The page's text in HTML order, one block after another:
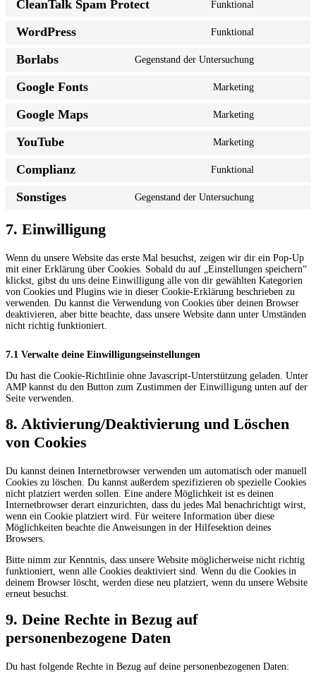
CleanTalk Spam Protect Funktional
WordPress Funktional
Borlabs Gegenstand der Untersuchung
Google Fonts Marketing
Google Maps Marketing
YouTube Marketing
Complianz Funktional
Sonstiges Gegenstand der Untersuchung
7. Einwilligung
Wenn du unsere Website das erste Mal besuchst, zeigen wir dir ein Pop-Up
mit einer Erklärung über Cookies. Sobald du auf „Einstellungen speichern“
klickst, gibst du uns deine Einwilligung alle von dir gewählten Kategorien
von Cookies und Plugins wie in dieser Cookie-Erklärung beschrieben zu
verwenden. Du kannst die Verwendung von Cookies über deinen Browser
deaktivieren, aber bitte beachte, dass unsere Website dann unter Umständen
nicht richtig funktioniert.
7.1 Verwalte deine Einwilligungseinstellungen
Du hast die Cookie-Richtlinie ohne Javascript-Unterstützung geladen. Unter
AMP kannst du den Button zum Zustimmen der Einwilligung unten auf der
Seite verwenden.
8. Aktivierung/Deaktivierung und Löschen
von Cookies
Du kannst deinen Internetbrowser verwenden um automatisch oder manuell
Cookies zu löschen. Du kannst außerdem spezifizieren ob spezielle Cookies
nicht platziert werden sollen. Eine andere Möglichkeit ist es deinen
Internetbrowser derart einzurichten, dass du jedes Mal benachrichtigt wirst,
wenn ein Cookie platziert wird. Für weitere Information über diese
Möglichkeiten beachte die Anweisungen in der Hilfesektion deines
Browsers.
Bitte nimm zur Kenntnis, dass unsere Website möglicherweise nicht richtig
funktioniert, wenn alle Cookies deaktiviert sind. Wenn du die Cookies in
deinem Browser löscht, werden diese neu platziert, wenn du unsere Website
erneut besuchst.
9. Deine Rechte in Bezug auf
personenbezogene Daten
Du hast folgende Rechte in Bezug auf deine personenbezogenen Daten: